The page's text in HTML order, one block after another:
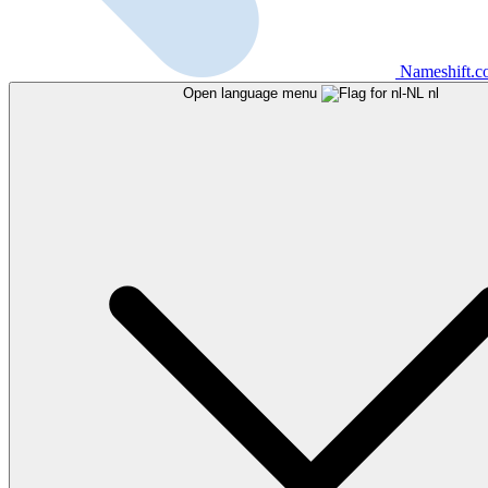
Open language menu nl